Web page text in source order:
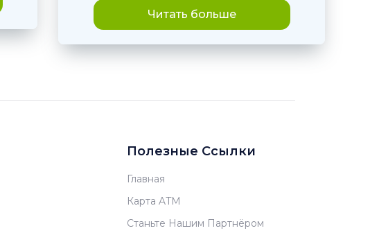
Читать больше
Полезные Ссылки
Главная
Карта ATM
Станьте Нашим Партнёром